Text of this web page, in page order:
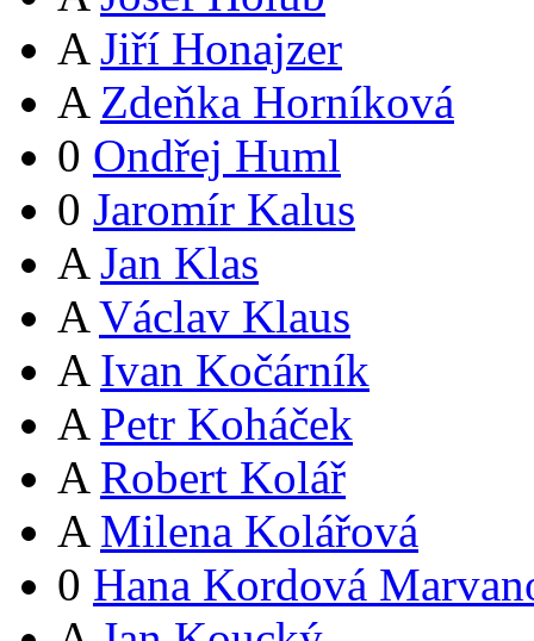
A Jiří Honajzer
A Zdeňka Horníková
0 Ondřej Huml
0 Jaromír Kalus
A Jan Klas
A Václav Klaus
A Ivan Kočárník
A Petr Koháček
A Robert Kolář
A Milena Kolářová
0 Hana Kordová